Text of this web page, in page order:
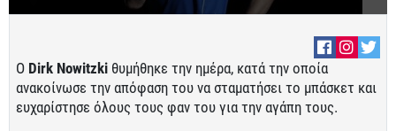
Ο Dirk Nowitzki θυμήθηκε την ημέρα, κατά την οποία
ανακοίνωσε την απόφαση του να σταματήσει το μπάσκετ και
ευχαρίστησε όλους τους φαν του για την αγάπη τους.